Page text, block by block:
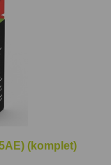
(komplet)